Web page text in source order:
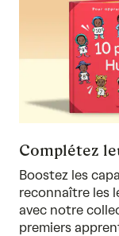
Complétez
Boostez les
reconnaître les
avec notre
premiers